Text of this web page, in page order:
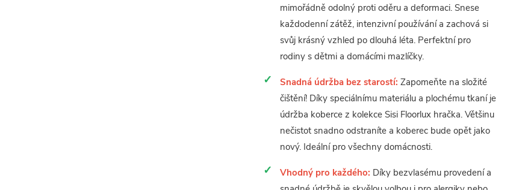
mimořádně odolný proti oděru a deformaci. Snese
každodenní zátěž, intenzivní používání a zachová si
svůj krásný vzhled po dlouhá léta. Perfektní pro
rodiny s dětmi a domácími mazlíčky.
Snadná údržba bez starostí: Zapomeňte na složité
čištění! Díky speciálnímu materiálu a plochému tkaní je
údržba koberce z kolekce Sisi Floorlux hračka. Většinu
nečistot snadno odstraníte a koberec bude opět jako
nový. Ideální pro všechny domácnosti.
Vhodný pro každého: Díky bezvlasému provedení a